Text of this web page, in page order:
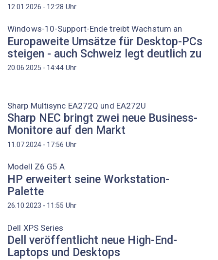
12.01.2026 - 12:28 Uhr
Windows-10-Support-Ende treibt Wachstum an
Europaweite Umsätze für Desktop-PCs
steigen - auch Schweiz legt deutlich zu
20.06.2025 - 14:44 Uhr
Sharp Multisync EA272Q und EA272U
Sharp NEC bringt zwei neue Business-
Monitore auf den Markt
11.07.2024 - 17:56 Uhr
Modell Z6 G5 A
HP erweitert seine Workstation-
Palette
26.10.2023 - 11:55 Uhr
Dell XPS Series
Dell veröffentlicht neue High-End-
Laptops und Desktops